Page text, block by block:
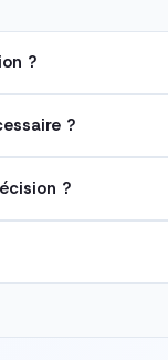
?
?
?